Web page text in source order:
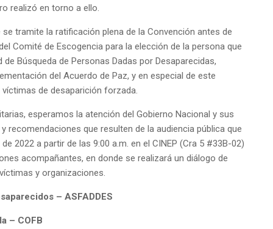
realizó en torno a ello.
tramite la ratificación plena de la Convención antes de
Comité de Escogencia para la elección de la persona que
Búsqueda de Personas Dadas por Desaparecidas,
del Acuerdo de Paz, y en especial de este
de desaparición forzada.
esperamos la atención del Gobierno Nacional y sus
que resulten de la audiencia pública que
2022 a partir de las 9:00 a.m. en el CINEP (Cra 5 #33B-02)
acompañantes, en donde se realizará un diálogo de
y organizaciones.
– ASFADDES
– COFB